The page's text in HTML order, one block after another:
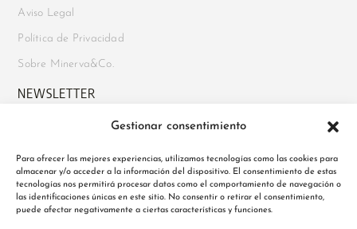
Gestionar consentimiento
Para ofrecer las mejores experiencias, utilizamos tecnologías como las cookies para
almacenar y/o acceder a la información del dispositivo. El consentimiento de estas
tecnologías nos permitirá procesar datos como el comportamiento de navegación o
las identificaciones únicas en este sitio. No consentir o retirar el consentimiento,
puede afectar negativamente a ciertas características y funciones.
Aviso Legal
Política de Privacidad
Sobre Minerva&Co.
NEWSLETTER
Suscríbete para recibir novedades, acceso a ofertas exclusivas y
mucho más. Además, disfruta de un
10% de descuento en tu
primer pedidoal registrarte.